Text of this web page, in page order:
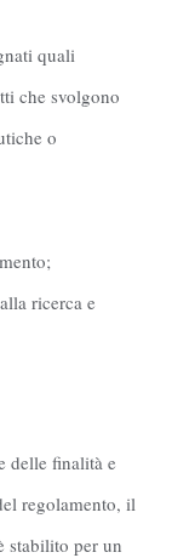
quali
che svolgono
o
ricerca e
delle finalità e
regolamento, il
stabilito per un